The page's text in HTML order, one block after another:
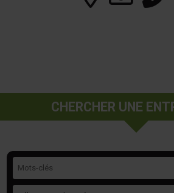
CHERCHER UNE